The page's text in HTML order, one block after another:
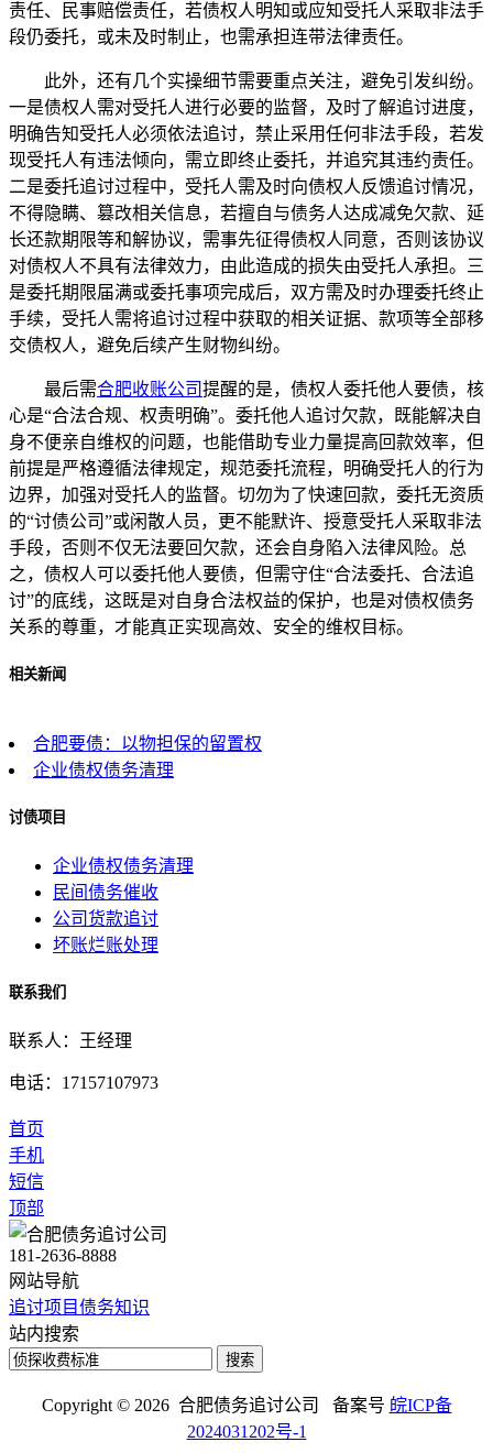
责任、民事赔偿责任，若债权人明知或应知受托人采取非法手
段仍委托，或未及时制止，也需承担连带法律责任。
此外，还有几个实操细节需要重点关注，避免引发纠纷。
一是债权人需对受托人进行必要的监督，及时了解追讨进度，
明确告知受托人必须依法追讨，禁止采用任何非法手段，若发
现受托人有违法倾向，需立即终止委托，并追究其违约责任。
二是委托追讨过程中，受托人需及时向债权人反馈追讨情况，
不得隐瞒、篡改相关信息，若擅自与债务人达成减免欠款、延
长还款期限等和解协议，需事先征得债权人同意，否则该协议
对债权人不具有法律效力，由此造成的损失由受托人承担。三
是委托期限届满或委托事项完成后，双方需及时办理委托终止
手续，受托人需将追讨过程中获取的相关证据、款项等全部移
交债权人，避免后续产生财物纠纷。
最后需合肥收账公司提醒的是，债权人委托他人要债，核
心是“合法合规、权责明确”。委托他人追讨欠款，既能解决自
身不便亲自维权的问题，也能借助专业力量提高回款效率，但
前提是严格遵循法律规定，规范委托流程，明确受托人的行为
边界，加强对受托人的监督。切勿为了快速回款，委托无资质
的“讨债公司”或闲散人员，更不能默许、授意受托人采取非法
手段，否则不仅无法要回欠款，还会自身陷入法律风险。总
之，债权人可以委托他人要债，但需守住“合法委托、合法追
讨”的底线，这既是对自身合法权益的保护，也是对债权债务
关系的尊重，才能真正实现高效、安全的维权目标。
相关新闻
合肥要债：以物担保的留置权
企业债权债务清理
讨债项目
企业债权债务清理
民间债务催收
公司货款追讨
坏账烂账处理
联系我们
联系人：王经理
电话：17157107973
首页
手机
短信
顶部
181-2636-8888
网站导航
追讨项目债务知识
站内搜索
搜索
Copyright © 2026 合肥债务追讨公司 备案号 皖ICP备
2024031202号-1